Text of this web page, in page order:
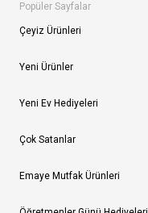
Popüler Sayfalar
Çeyiz Ürünleri
Yeni Ürünler
Yeni Ev Hediyeleri
Çok Satanlar
Emaye Mutfak Ürünleri